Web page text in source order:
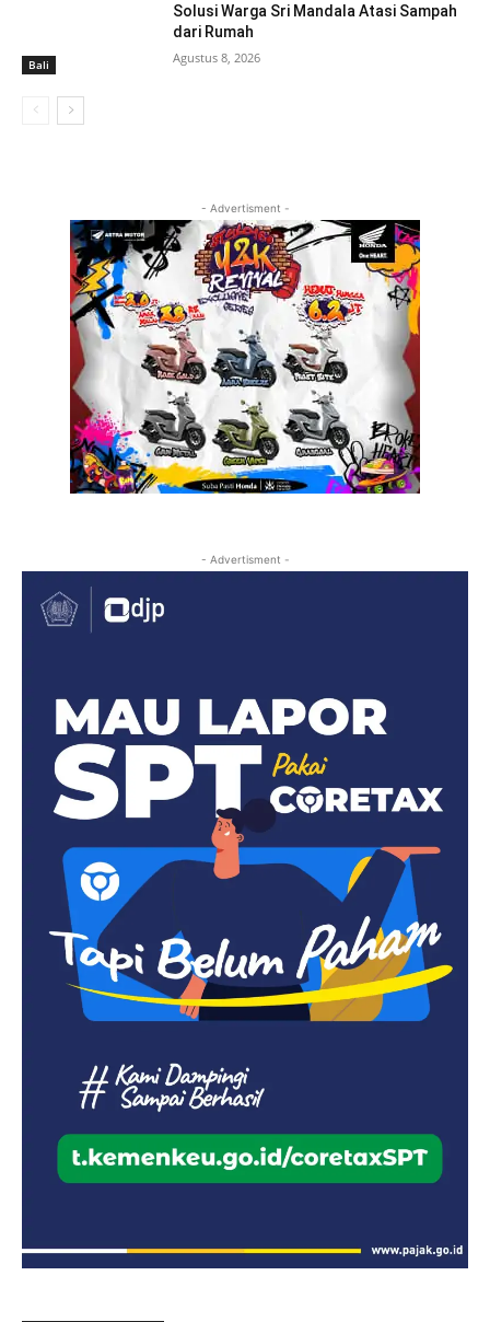
Bali
Solusi Warga Sri Mandala Atasi Sampah
dari Rumah
Agustus 8, 2026
- Advertisment -
- Advertisment -